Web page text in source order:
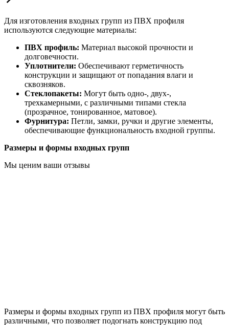
Для изготовления входных групп из ПВХ профиля
используются следующие материалы:
ПВХ профиль: Материал высокой прочности и
долговечности.
Уплотнители: Обеспечивают герметичность
конструкции и защищают от попадания влаги и
сквозняков.
Стеклопакеты: Могут быть одно-, двух-,
трехкамерными, с различными типами стекла
(прозрачное, тонированное, матовое).
Фурнитура: Петли, замки, ручки и другие элементы,
обеспечивающие функциональность входной группы.
Размеры и формы входных групп
Мы ценим ваши отзывы
Размеры и формы входных групп из ПВХ профиля могут быть
различными, что позволяет подогнать конструкцию под